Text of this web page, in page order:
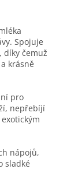
Spojuje
díky čemuž
krásně
pro
nepřebíjí
nápojů,
sladké